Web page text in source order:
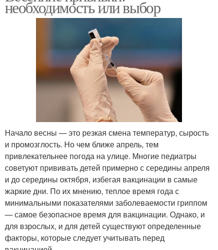
необходимость или выбор
Начало весны — это резкая смена температур, сырость
и промозглость. Но чем ближе апрель, тем
привлекательнее погода на улице. Многие педиатры
советуют прививать детей примерно с середины апреля
и до середины октября, избегая вакцинации в самые
жаркие дни. По их мнению, теплое время года с
минимальными показателями заболеваемости гриппом
— самое безопасное время для вакцинации. Однако, и
для взрослых, и для детей существуют определенные
факторы, которые следует учитывать перед